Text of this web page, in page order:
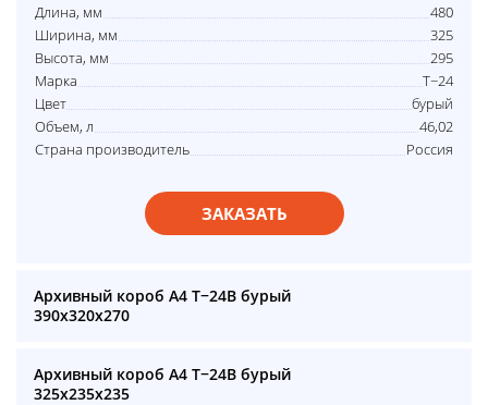
Длина, мм
480
Ширина, мм
325
Высота, мм
295
Марка
Т−24
Цвет
бурый
Объем, л
46,02
Страна производитель
Россия
ЗАКАЗАТЬ
Архивный короб А4 Т−24B бурый
390x320x270
Архивный короб А4 Т−24B бурый
325x235x235